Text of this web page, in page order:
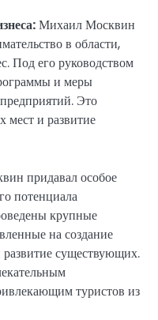
Михаил Москвин
в области,
Под его руководством
и меры
Это
мест и развитие
придавал особое
потенциала
крупные
на создание
существующих.
туристов из